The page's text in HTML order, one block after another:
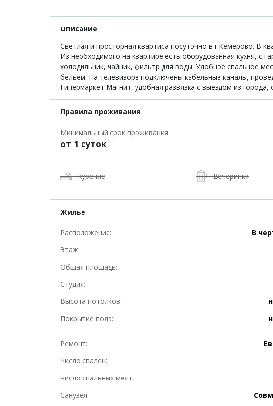
Описание
Светлая и просторная квартира посуточно в г.Кемерово. В
Из необходимого на квартире есть оборудованная кухня, с
холодильник, чайник, фильтр для воды. Удобное спальное
бельем. На телевизоре подключены кабельные каналы,
Гипермаркет Магнит, удобная развязка с выездом из
Правила проживания
Минимальный срок проживания
от 1 суток
Курение Вечеринки
Жилье
Расположение: В
Этаж:
Общая площадь:
Студия:
Высота потолков:
Покрытие пола:
Ремонт:
Число спален:
Число спальных мест:
Санузел: